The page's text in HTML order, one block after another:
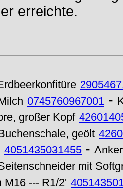
erreichte.
0745760967001 -
großer Kopf
geölt
4051435031455 -
mit
M16 --- R1/2'